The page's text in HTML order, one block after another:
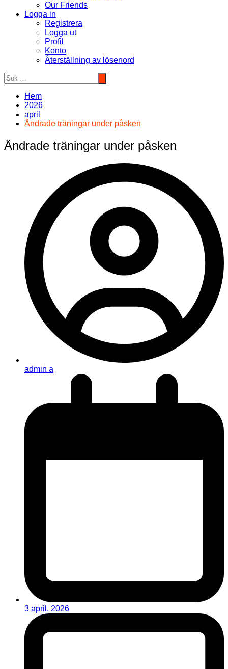
Our Friends
Logga in
Registrera
Logga ut
Profil
Konto
Återställning av lösenord
Hem
2026
april
Ändrade träningar under påsken
Ändrade träningar under påsken
admin a
3 april, 2026